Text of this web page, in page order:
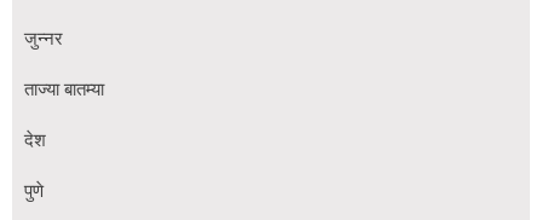
जुन्नर
ताज्या बातम्या
देश
पुणे